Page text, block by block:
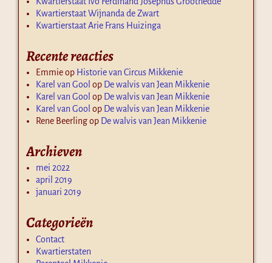
Kwartierstaat Wijnanda de Zwart
Kwartierstaat Arie Frans Huizinga
Recente reacties
Emmieop Historie van Circus Mikkenie
Karel van Gool op De walvis van Jean Mikkenie
Karel van Gool op De walvis van Jean Mikkenie
Karel van Gool op De walvis van Jean Mikkenie
Rene Beerlingop De walvis van Jean Mikkenie
Archieven
mei 2022
april 2019
januari 2019
Categorieën
Contact
Kwartierstaten